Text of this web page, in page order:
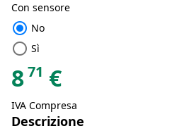
Con sensore
radio_button_checked No
radio_button_unchecked Sì
871 €
IVA Compresa
Descrizione